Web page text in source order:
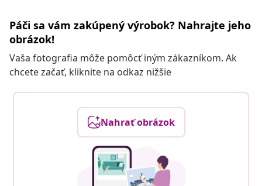
Páči sa vám zakúpený výrobok? Nahrajte jeho
obrázok!
Vaša fotografia môže pomôcť iným zákazníkom. Ak
chcete začať, kliknite na odkaz nižšie
Nahrať obrázok